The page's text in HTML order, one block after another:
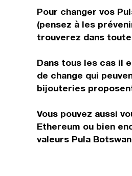
Pour changer vos
(pensez à les
trouverez dans
Dans tous les cas il
de change qui
bijouteries
Vous pouvez aussi
Ethereum ou bien
valeurs Pula